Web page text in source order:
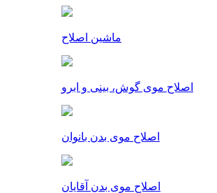
ماشین اصلاح
اصلاح موی گوش، بینی و ابرو
اصلاح موی بدن بانوان
اصلاح موی بدن آقایان